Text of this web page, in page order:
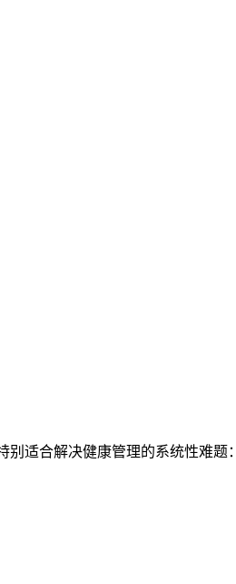
适合解决健康管理的系统性难题：